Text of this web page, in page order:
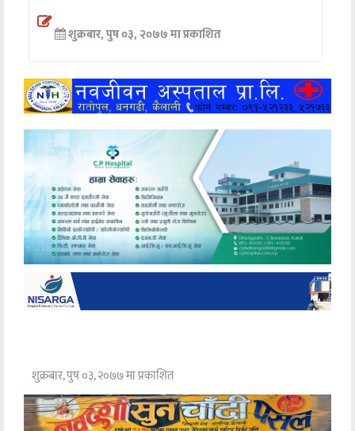
अन्तर्वार्ता
खेलकुद
मनोरञ्जन
अन्य
शुक्रबार, पुष ०३, २०७७ मा प्रकाशित
शुक्रबार, पुष ०३, २०७७ मा प्रकाशित